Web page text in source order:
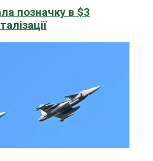
позначку в $3